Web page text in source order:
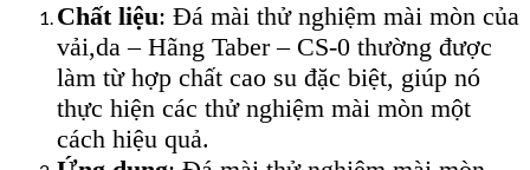
Chất liệu: Đá mài thử nghiệm mài mòn của
vải,da – Hãng Taber – CS-0 thường được
làm từ hợp chất cao su đặc biệt, giúp nó
thực hiện các thử nghiệm mài mòn một
cách hiệu quả.